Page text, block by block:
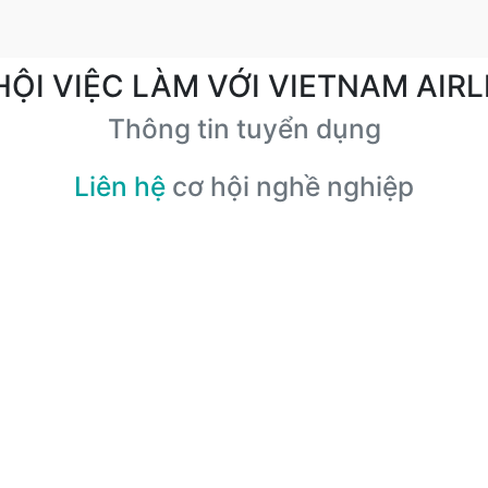
VIỆC LÀM VỚI VIETNAM
Thông tin tuyển dụng
Liên hệ cơ hội nghề nghiệp